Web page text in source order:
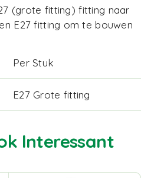
(grote fitting) fitting naar
E27 fitting om te bouwen
Per Stuk
E27 Grote fitting
Interessant